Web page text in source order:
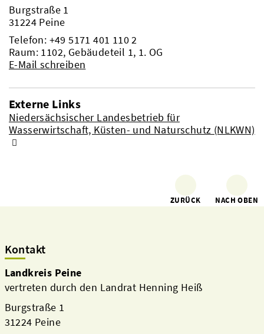
Burgstraße 1
31224 Peine
Telefon: +49 5171 401 110 2
Raum: 1102, Gebäudeteil 1, 1. OG
E-Mail schreiben
Externe Links
Niedersächsischer Landesbetrieb für
Wasserwirtschaft, Küsten- und Naturschutz (NLKWN)
ZURÜCK NACH OBEN
Kontakt
Landkreis Peine
vertreten durch den Landrat Henning Heiß
Burgstraße 1
31224 Peine